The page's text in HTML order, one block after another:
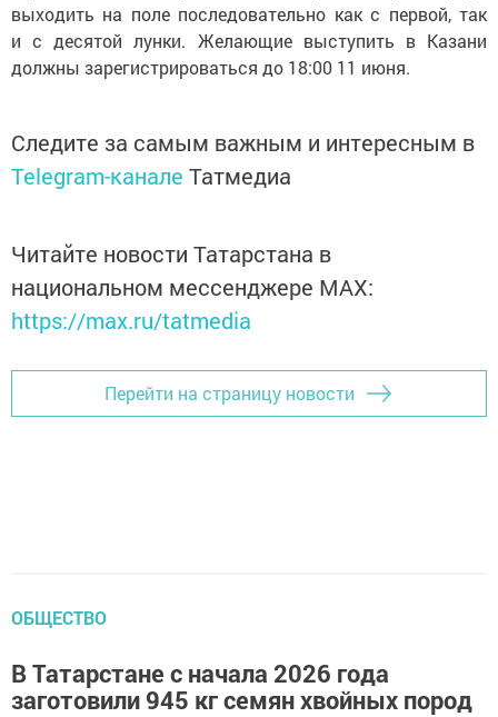
выходить на поле последовательно как с первой, так
и с десятой лунки. Желающие выступить в Казани
должны зарегистрироваться до 18:00 11 июня.
Следите за самым важным и интересным в
Telegram-канале Татмедиа
Читайте новости Татарстана в
национальном мессенджере MАХ:
https://max.ru/tatmedia
Перейти на страницу новости
ОБЩЕСТВО
В Татарстане с начала 2026 года
заготовили 945 кг семян хвойных пород